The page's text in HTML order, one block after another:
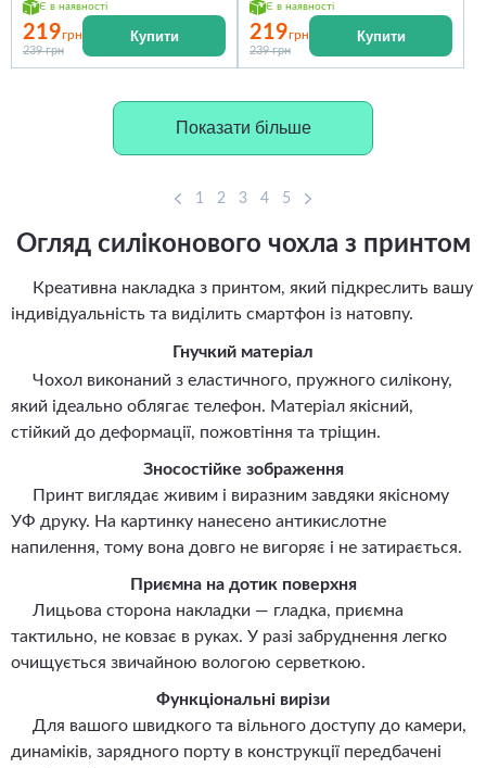
Є в наявності
219грн
239 грн
Купити
Є в наявності
219грн
239 грн
Купити
Показати більше
1 2 3 4 5
Огляд силіконового чохла з принтом
Креативна накладка з принтом, який підкреслить вашу
індивідуальність та виділить смартфон із натовпу.
Гнучкий матеріал
Чохол виконаний з еластичного, пружного силікону,
який ідеально облягає телефон. Матеріал якісний,
стійкий до деформації, пожовтіння та тріщин.
Зносостійке зображення
Принт виглядає живим і виразним завдяки якісному
УФ друку. На картинку нанесено антикислотне
напилення, тому вона довго не вигоряє і не затирається.
Приємна на дотик поверхня
Лицьова сторона накладки — гладка, приємна
тактильно, не ковзає в руках. У разі забруднення легко
очищується звичайною вологою серветкою.
Функціональні вирізи
Для вашого швидкого та вільного доступу до камери,
динаміків, зарядного порту в конструкції передбачені